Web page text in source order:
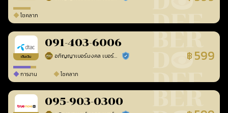
โชคลาภ
เติมเงิน
091-403-6006
อภิญญาเบอร์มงคล เบอร์สวยเลขศาสตร์ ร้านยืนยันแล้ว ฿ 599
การงาน โชคลาภ
095-903-0300